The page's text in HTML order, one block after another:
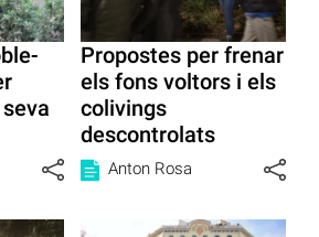
Propostes per frenar
els fons voltors i els
colivings
descontrolats
Anton Rosa